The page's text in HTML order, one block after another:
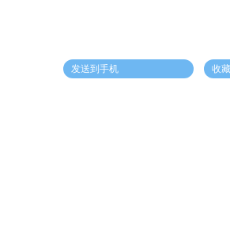
发送到手机 收藏